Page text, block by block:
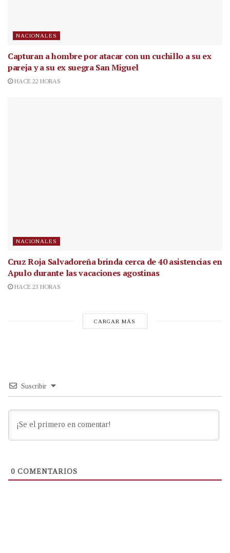
NACIONALES
Capturan a hombre por atacar con un cuchillo a su ex
pareja y a su ex suegra San Miguel
HACE 22 HORAS
NACIONALES
Cruz Roja Salvadoreña brinda cerca de 40 asistencias en
Apulo durante las vacaciones agostinas
HACE 23 HORAS
CARGAR MÁS
Suscribir
0 COMENTARIOS